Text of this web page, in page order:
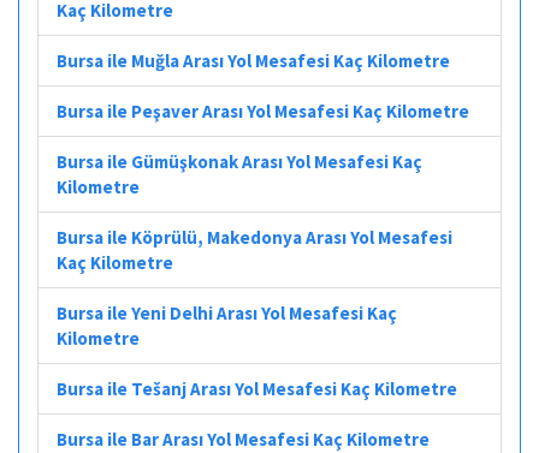
Kaç Kilometre
Bursa ile Muğla Arası Yol Mesafesi Kaç Kilometre
Bursa ile Peşaver Arası Yol Mesafesi Kaç Kilometre
Bursa ile Gümüşkonak Arası Yol Mesafesi Kaç
Kilometre
Bursa ile Köprülü, Makedonya Arası Yol Mesafesi
Kaç Kilometre
Bursa ile Yeni Delhi Arası Yol Mesafesi Kaç
Kilometre
Bursa ile Tešanj Arası Yol Mesafesi Kaç Kilometre
Bursa ile Bar Arası Yol Mesafesi Kaç Kilometre